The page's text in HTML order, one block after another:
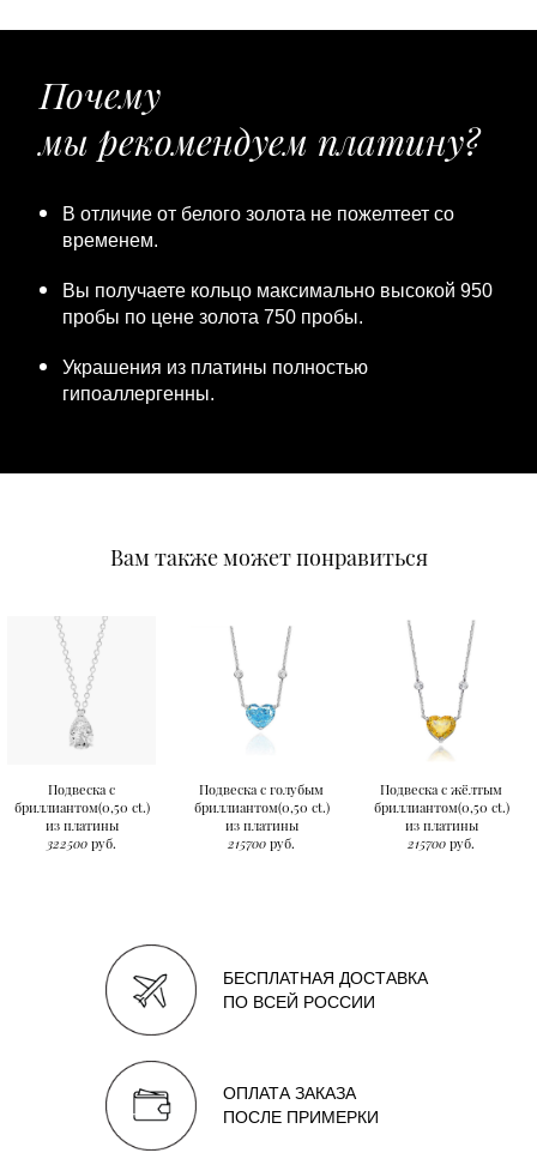
Почему
мы рекомендуем платину?
В отличие от белого золота не пожелтеет со
временем.
Вы получаете кольцо максимально высокой 950
пробы по цене золота 750 пробы.
Украшения из платины полностью
гипоаллергенны.
Вам также может понравиться
Подвеска с
бриллиантом(0,50 ct.)
из платины
322500 руб.
Подвеска с голубым
бриллиантом(0,50 ct.)
из платины
215700 руб.
Подвеска с жёлтым
бриллиантом(0,50 ct.)
из платины
215700 руб.
БЕСПЛАТНАЯ ДОСТАВКА
ПО ВСЕЙ РОССИИ
ОПЛАТА ЗАКАЗА
ПОСЛЕ ПРИМЕРКИ